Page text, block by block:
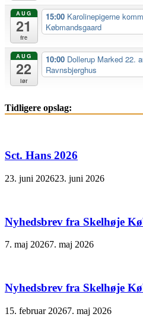
AUG
21
fre
15:00 Karolinepigerne
Købmandsgaard
AUG
22
lør
10:00 Dollerup Marked 22.
Ravnsbjerghus
Tidligere opslag:
Sct. Hans 2026
23. juni 202623. juni 2026
Nyhedsbrev fra Skelhøje
7. maj 20267. maj 2026
Nyhedsbrev fra Skelhøje
15. februar 20267. maj 2026